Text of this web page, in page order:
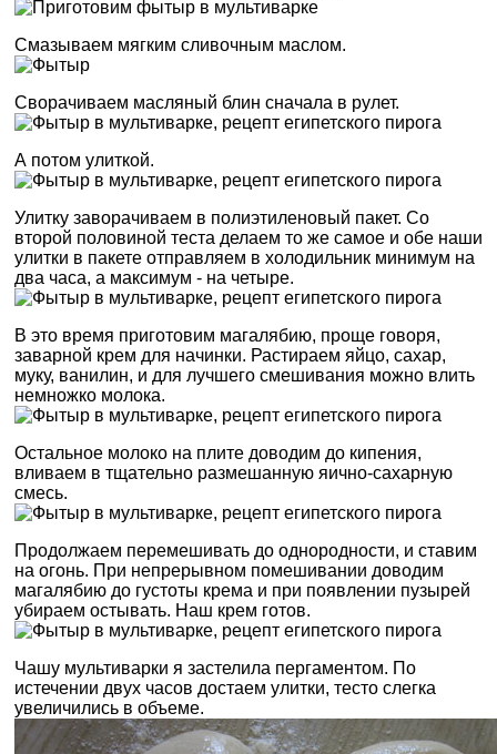
Смазываем мягким сливочным маслом.
Сворачиваем масляный блин сначала в рулет.
А потом улиткой.
Улитку заворачиваем в полиэтиленовый пакет. Со
второй половиной теста делаем то же самое и обе наши
улитки в пакете отправляем в холодильник минимум на
два часа, а максимум - на четыре.
В это время приготовим магалябию, проще говоря,
заварной крем для начинки. Растираем яйцо, сахар,
муку, ванилин, и для лучшего смешивания можно влить
немножко молока.
Остальное молоко на плите доводим до кипения,
вливаем в тщательно размешанную яично-сахарную
смесь.
Продолжаем перемешивать до однородности, и ставим
на огонь. При непрерывном помешивании доводим
магалябию до густоты крема и при появлении пузырей
убираем остывать. Наш крем готов.
Чашу мультиварки я застелила пергаментом. По
истечении двух часов достаем улитки, тесто слегка
увеличились в объеме.